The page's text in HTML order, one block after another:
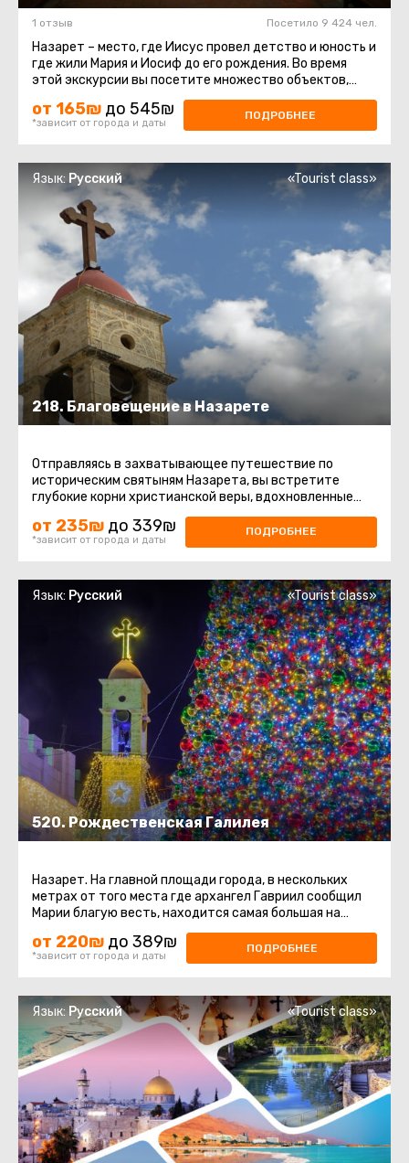
1 отзыв Посетило 9 424 чел.
Назарет – место, где Иисус провел детство и юность и
где жили Мария и Иосиф до его рождения. Во время
этой экскурсии вы посетите множество объектов,
которые христианство ...
от 165₪ до 545₪
*зависит от города и даты
ПОДРОБНЕЕ
218. Благовещение в Назарете
Язык: Русский «Tourist class»
Отправляясь в захватывающее путешествие по
историческим святыням Назарета, вы встретите
глубокие корни христианской веры, вдохновленные
величием моментов, связанных ...
от 235₪ до 339₪
*зависит от города и даты
ПОДРОБНЕЕ
520. Рождественская Галилея
Язык: Русский «Tourist class»
Назарет. На главной площади города, в нескольких
метрах от того места где архангел Гавриил сообщил
Марии благую весть, находится самая большая на
Ближнем Востоке Рождественская ...
от 220₪ до 389₪
*зависит от города и даты
ПОДРОБНЕЕ
Язык:Русский «Tourist class»